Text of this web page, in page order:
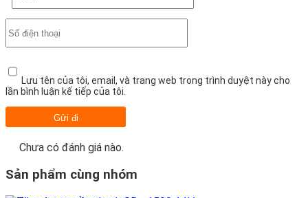
Lưu tên của tôi, email, và trang web trong trình duyệt này cho
lần bình luận kế tiếp của tôi.
Chưa có đánh giá nào.
Sản phẩm cùng nhóm